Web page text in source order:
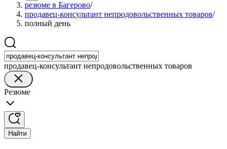
резюме в Багерово/
продавец-консультант непродовольственных товаров/
полный день
продавец-консультант непродовольственных товаров
Резюме
Найти